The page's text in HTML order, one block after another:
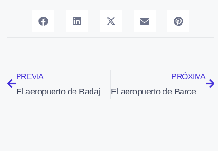
PREVIA
El aeropuerto de Badajoz sigue creciendo de la mano de Helitt
PRÓXIMA
El aeropuerto de Barcelona bate el récord histórico de pasajeros en un mes con 3,8 millones de usuarios